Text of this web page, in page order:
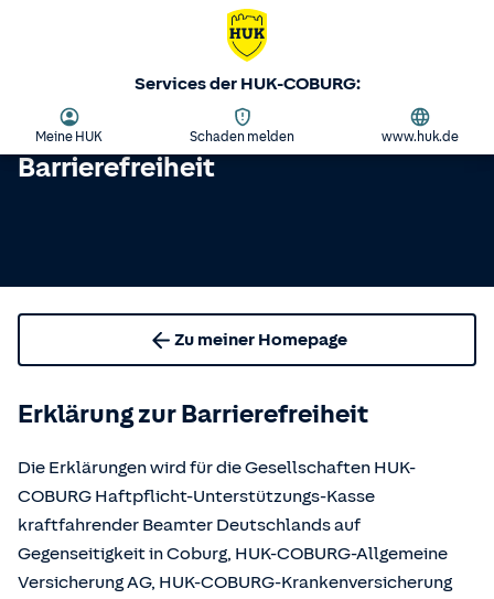
Services der HUK-COBURG:
Meine HUK Schaden melden www.huk.de
Barrierefreiheit
Zu meiner Homepage
Erklärung zur Barrierefreiheit
Die Erklärungen wird für die Gesellschaften HUK-
COBURG Haftpflicht-Unterstützungs-Kasse
kraftfahrender Beamter Deutschlands auf
Gegenseitigkeit in Coburg, HUK-COBURG-Allgemeine
Versicherung AG, HUK-COBURG-Krankenversicherung